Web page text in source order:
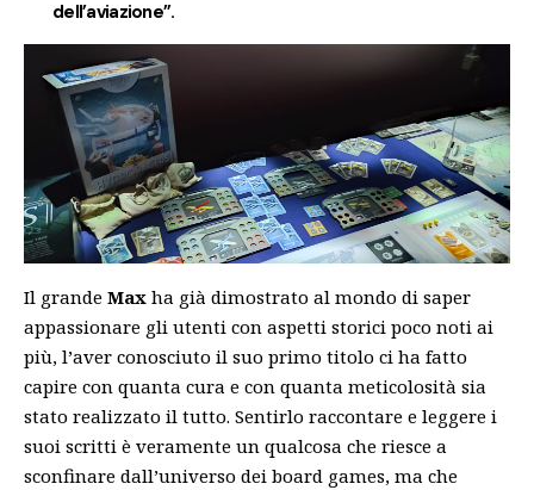
dell’aviazione”.
Il grande Max ha già dimostrato al mondo di saper
appassionare gli utenti con aspetti storici poco noti ai
più, l’aver conosciuto il suo primo titolo ci ha fatto
capire con quanta cura e con quanta meticolosità sia
stato realizzato il tutto. Sentirlo raccontare e leggere i
suoi scritti è veramente un qualcosa che riesce a
sconfinare dall’universo dei board games, ma che